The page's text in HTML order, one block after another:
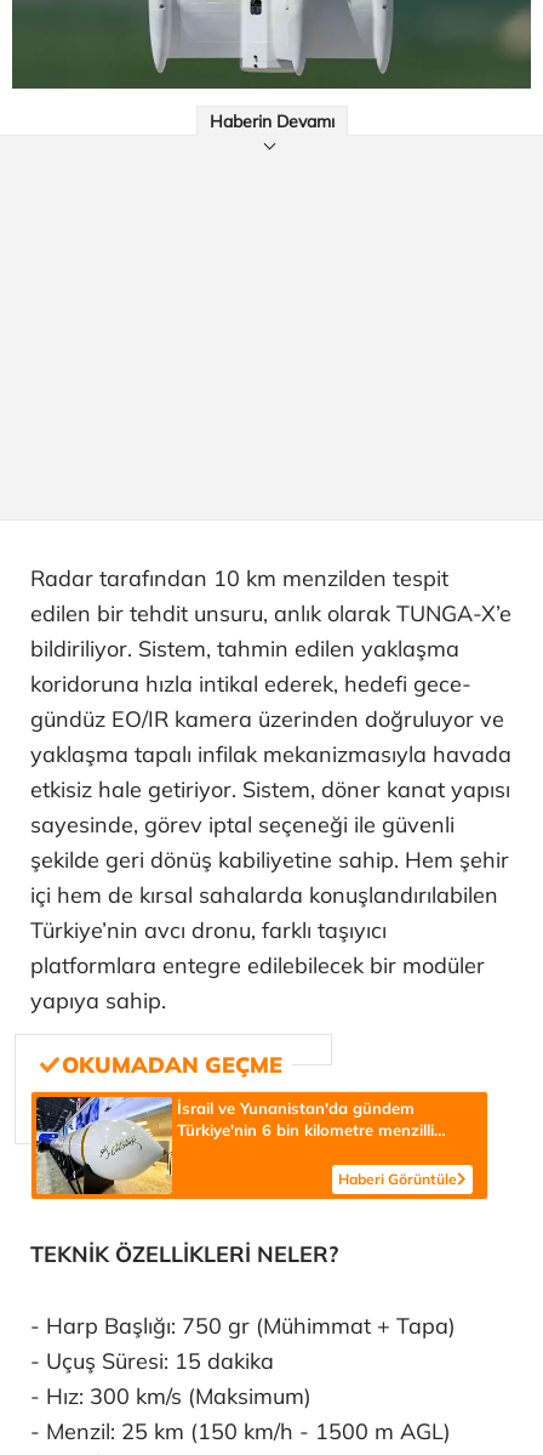
Haberin Devamı
Radar tarafından 10 km menzilden tespit
edilen bir tehdit unsuru, anlık olarak TUNGA-X’e
bildiriliyor. Sistem, tahmin edilen yaklaşma
koridoruna hızla intikal ederek, hedefi gece-
gündüz EO/IR kamera üzerinden doğruluyor ve
yaklaşma tapalı infilak mekanizmasıyla havada
etkisiz hale getiriyor. Sistem, döner kanat yapısı
sayesinde, görev iptal seçeneği ile güvenli
şekilde geri dönüş kabiliyetine sahip. Hem şehir
içi hem de kırsal sahalarda konuşlandırılabilen
Türkiye’nin avcı dronu, farklı taşıyıcı
platformlara entegre edilebilecek bir modüler
yapıya sahip.
İsrail ve Yunanistan'da gündem
Türkiye'nin 6 bin kilometre menzilli
YILDIRIMHAN! Canlı yayında itiraf: 'Tel
Aviv için kırmızı alarm'
Haberi Görüntüle
TEKNİK ÖZELLİKLERİ NELER?
- Harp Başlığı: 750 gr (Mühimmat + Tapa)
- Uçuş Süresi: 15 dakika
- Hız: 300 km/s (Maksimum)
- Menzil: 25 km (150 km/h - 1500 m AGL)